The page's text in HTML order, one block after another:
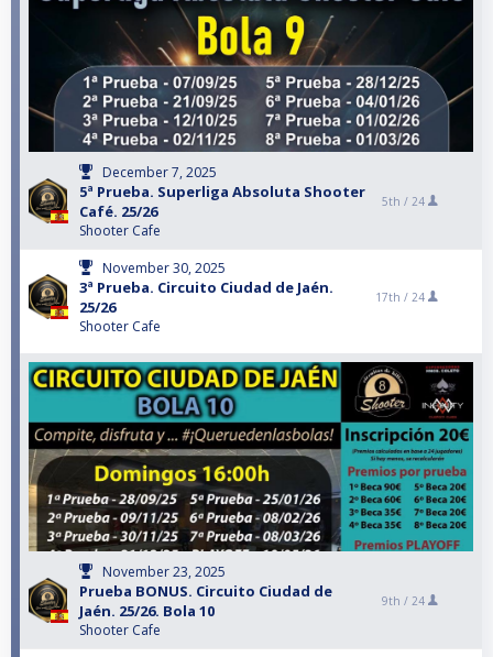
December 7, 2025
5ª Prueba. Superliga Absoluta Shooter
Café. 25/26
Shooter Cafe
5th / 24
November 30, 2025
3ª Prueba. Circuito Ciudad de Jaén.
25/26
Shooter Cafe
17th / 24
November 23, 2025
Prueba BONUS. Circuito Ciudad de
Jaén. 25/26. Bola 10
Shooter Cafe
9th / 24